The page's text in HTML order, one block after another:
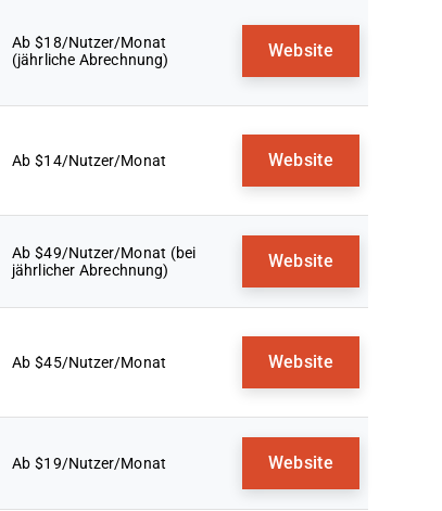
Ab $18/Nutzer/Monat
(jährliche Abrechnung)
Website
Ab $14/Nutzer/Monat Website
Ab $49/Nutzer/Monat (bei
jährlicher Abrechnung)
Website
Ab $45/Nutzer/Monat Website
Ab $19/Nutzer/Monat Website